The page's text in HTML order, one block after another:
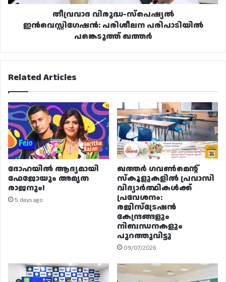
തീവ്രവാദ വിരുദ്ധ-സ്‌പെഷ്യൽ
ഇൻവെസ്റ്റിഗേഷൻ: പരിശീലന പരിപാടിയിൽ
പങ്കെടുത്ത് ഖത്തർ
Related Articles
ദോഹയിൽ ആദ്യമായി
ഫേജോയും അമൃത
രാജനും!
5 days ago
ഖത്തർ ഗവൺമെന്റ്
സ്കൂളുകളിൽ പ്രവാസി
വിദ്യാർത്ഥികൾക്ക്
പ്രവേശനം:
രജിസ്ട്രേഷൻ
കേന്ദ്രങ്ങളും
നിബന്ധനകളും
പുറത്തുവിട്ടു
09/07/2026